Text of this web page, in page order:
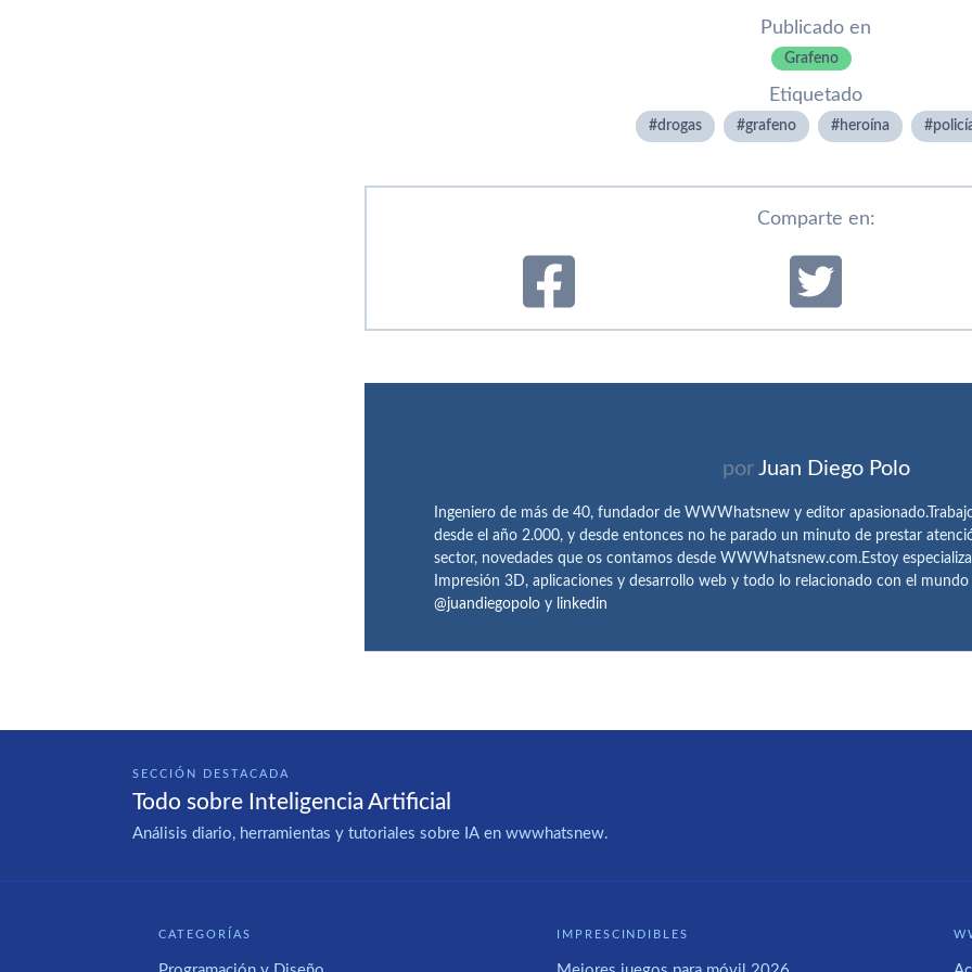
Publicado en
Grafeno
Etiquetado
drogas grafeno heroína
Comparte en:
por Juan Diego Polo
Ingeniero de más de 40, fundador de WWWhatsnew y editor
desde el año 2.000, y desde entonces no he parado un minuto de prestar
sector, novedades que os contamos desde WWWhatsnew.com.Estoy
Impresión 3D, aplicaciones y desarrollo web y todo lo relacionado con el
@juandiegopolo y linkedin
SECCIÓN DESTACADA
Todo sobre Inteligencia Artificial
Análisis diario, herramientas y tutoriales sobre IA en wwwhatsnew.
CATEGORÍAS IMPRESCINDIBLES